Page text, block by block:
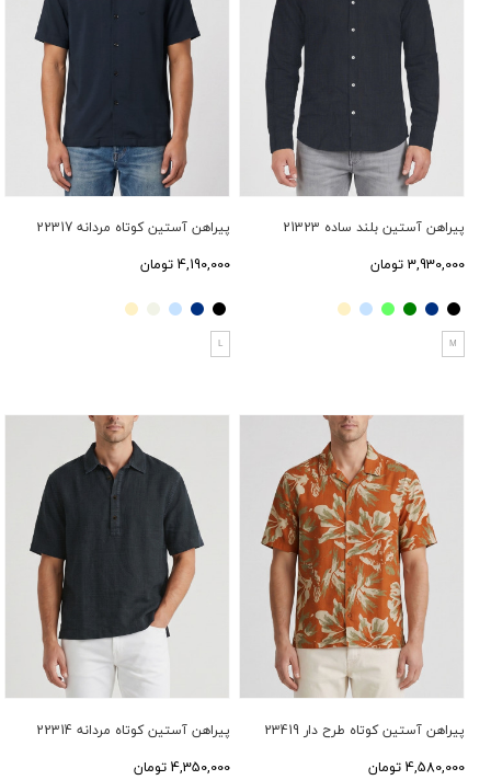
پیراهن آستین بلند ساده 21323
3,930,000 تومان
M
پیراهن آستین کوتاه مردانه 22317
4,190,000 تومان
L
پیراهن آستین کوتاه طرح دار 23419
4,580,000 تومان
پیراهن آستین کوتاه مردانه 22314
4,350,000 تومان